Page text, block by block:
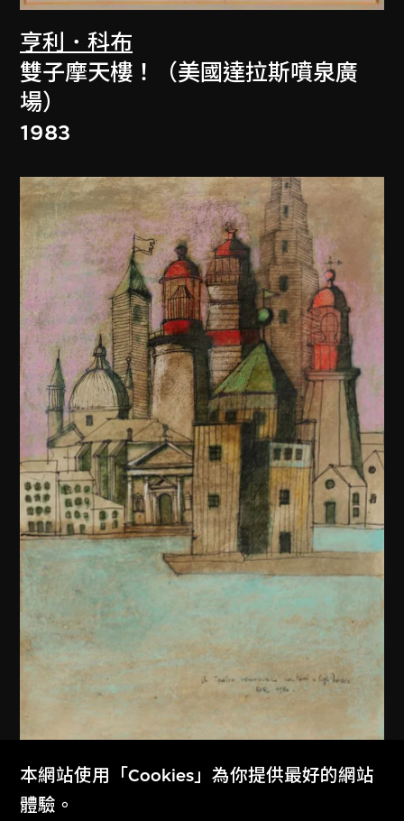
亨利．科布
雙子摩天樓！（美國達拉斯噴泉廣
場）
1983
阿爾多．羅西
意大利威尼斯世界劇場繪圖
本網站使用「Cookies」為你提供最好的網站
體驗。